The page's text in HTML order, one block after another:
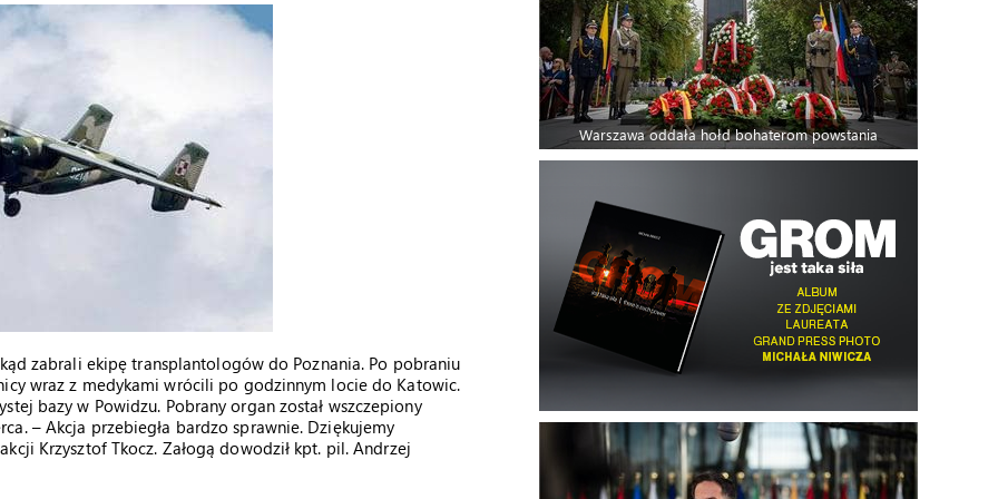
zabrali ekipę transplantologów do Poznania. Po pobraniu
wraz z medykami wrócili po godzinnym locie do Katowic.
bazy w Powidzu. Pobrany organ został wszczepiony
– Akcja przebiegła bardzo sprawnie. Dziękujemy
Krzysztof Tkocz. Załogą dowodził kpt. pil. Andrzej
Warszawa oddała hołd bohaterom powstania